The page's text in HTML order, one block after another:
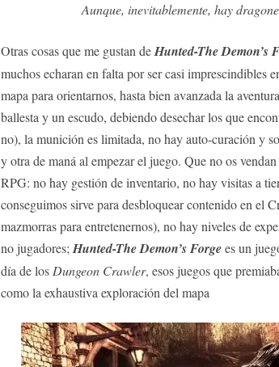
Aunque, inevitablemente, hay
Otras cosas que me gustan deHunted-The Demon’s
muchos echaran en falta por ser casi imprescindibles
mapa para orientarnos, hasta bien avanzada la
ballesta y un escudo, debiendo desechar los que
no), la munición es limitada, no hay auto-curación y
y otra de maná al empezar el juego. Que no os
RPG: no hay gestión de inventario, no hay visitas a
conseguimos sirve para desbloquear contenido en el
mazmorras para entretenernos), no hay niveles de
no jugadores; Hunted-The Demon’s Forgees un
día de los Dungeon Crawler, esos juegos que
como la exhaustiva exploración del mapa